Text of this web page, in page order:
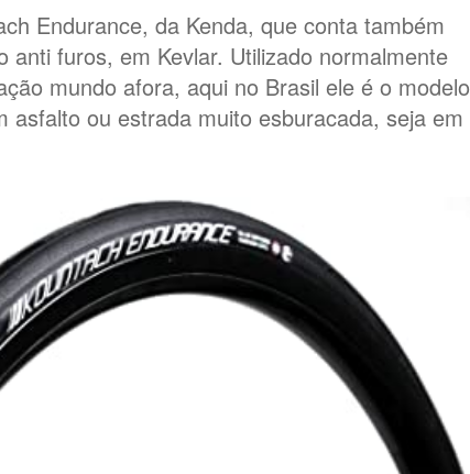
Endurance, da Kenda, que conta também
anti furos, em Kevlar. Utilizado normalmente
mundo afora, aqui no Brasil ele é o modelo
asfalto ou estrada muito esburacada, seja em